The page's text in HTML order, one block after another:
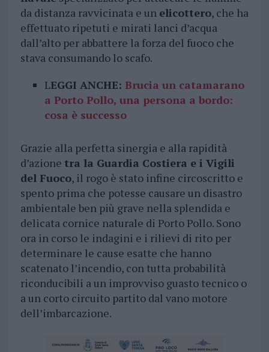
da distanza ravvicinata e un elicottero, che ha
effettuato ripetuti e mirati lanci d’acqua
dall’alto per abbattere la forza del fuoco che
stava consumando lo scafo.
LEGGI ANCHE: Brucia un catamarano
a Porto Pollo, una persona a bordo:
cosa è successo
Grazie alla perfetta sinergia e alla rapidità
d’azione tra la Guardia Costiera e i Vigili
del Fuoco, il rogo è stato infine circoscritto e
spento prima che potesse causare un disastro
ambientale ben più grave nella splendida e
delicata cornice naturale di Porto Pollo. Sono
ora in corso le indagini e i rilievi di rito per
determinare le cause esatte che hanno
scatenato l’incendio, con tutta probabilità
riconducibili a un improvviso guasto tecnico o
a un corto circuito partito dal vano motore
dell’imbarcazione.